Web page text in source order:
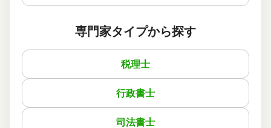
この口コミの事務所詳細をみる
50代 男性(東京都)
備後町士総合事務所
説明のわかりやすさ
専門家タイプから探す
税理士
行政書士
司法書士